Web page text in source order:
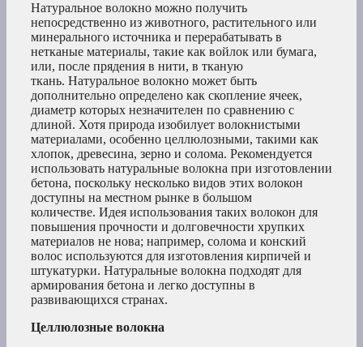
Натуральное волокно можно получить
непосредственно из животного, растительного или
минерального источника и перерабатывать в
нетканые материалы, такие как войлок или бумага,
или, после прядения в нити, в тканую
ткань. Натуральное волокно может быть
дополнительно определено как скопление ячеек,
диаметр которых незначителен по сравнению с
длиной. Хотя природа изобилует волокнистыми
материалами, особенно целлюлозными, такими как
хлопок, древесина, зерно и солома. Рекомендуется
использовать натуральные волокна при изготовлении
бетона, поскольку несколько видов этих волокон
доступны на местном рынке в большом
количестве. Идея использования таких волокон для
повышения прочности и долговечности хрупких
материалов не нова; например, солома и конский
волос используются для изготовления кирпичей и
штукатурки. Натуральные волокна подходят для
армирования бетона и легко доступны в
развивающихся странах.
Целлюлозные волокна